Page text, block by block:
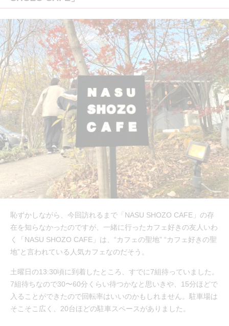
恥ずかしながら、今回訪れるまで「NASU SHOZO CAFE」の存
在を知らなかったのですが、一緒に行ったカフェ好きの友人いわ
く「NASU SHOZO CAFE」は、“カフェの聖地” “カフェ好きの聖
地”と言われている人気カフェなのだそう。
土曜日の13:30頃に到着したところ、すでに7組待っていました。
7組待ちなので30〜60分くらい待つかなと思いきや、15分ほどで
入ることができたので回転率はいいのかもしれません。駐車場は
そこそこ広く、20台ほどの駐車スペースがありました。